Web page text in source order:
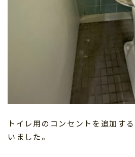
トイレ用のコンセントを追加す
いました。